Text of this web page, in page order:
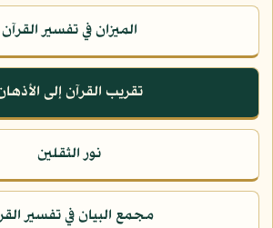
الميزان في تفسير القرآن
تقريب القرآن إلى
نور الثقلين
مجمع البيان في تفسير